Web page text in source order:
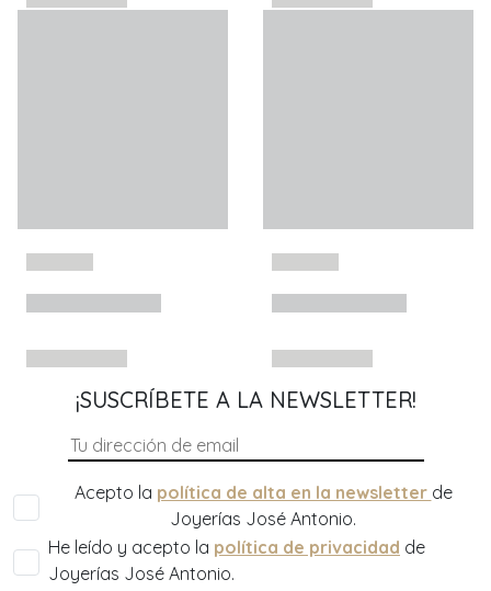
¡SUSCRÍBETE A LA NEWSLETTER!
Acepto la política de alta en la newsletter de
Joyerías José Antonio.
He leído y acepto la política de privacidad de
Joyerías José Antonio.